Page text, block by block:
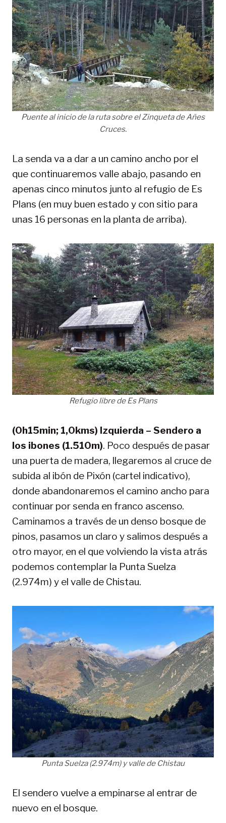
Puente al inicio de la ruta sobre el Zinqueta de Añes
Cruces.
La senda va a dar a un camino ancho por el
que continuaremos valle abajo, pasando en
apenas cinco minutos junto al refugio de Es
Plans (en muy buen estado y con sitio para
unas 16 personas en la planta de arriba).
Refugio libre de Es Plans
(0h15min; 1,0kms) Izquierda – Sendero a
los ibones (1.510m). Poco después de pasar
una puerta de madera, llegaremos al cruce de
subida al ibón de Pixón (cartel indicativo),
donde abandonaremos el camino ancho para
continuar por senda en franco ascenso.
Caminamos a través de un denso bosque de
pinos, pasamos un claro y salimos después a
otro mayor, en el que volviendo la vista atrás
podemos contemplar la Punta Suelza
(2.974m) y el valle de Chistau.
Punta Suelza (2.974m) y valle de Chistau
El sendero vuelve a empinarse al entrar de
nuevo en el bosque.